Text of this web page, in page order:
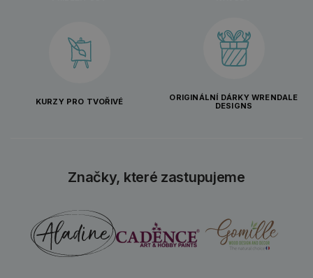
KURZY PRO TVOŘIVÉ
ORIGINÁLNÍ DÁRKY WRENDALE
DESIGNS
Značky, které zastupujeme